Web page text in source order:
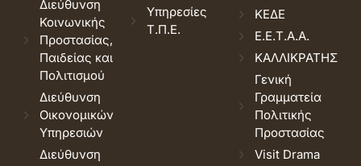
Διεύθυνση
Κοινωνικής
Προστασίας,
Παιδείας και
Πολιτισμού
Διεύθυνση
Οικονομικών
Υπηρεσιών
Διεύθυνση
Υπηρεσίες
Τ.Π.Ε.
ΚΕΔΕ
Ε.Ε.Τ.Α.Α.
ΚΑΛΛΙΚΡΑΤΗΣ
Γενική
Γραμματεία
Πολιτικής
Προστασίας
Visit Drama